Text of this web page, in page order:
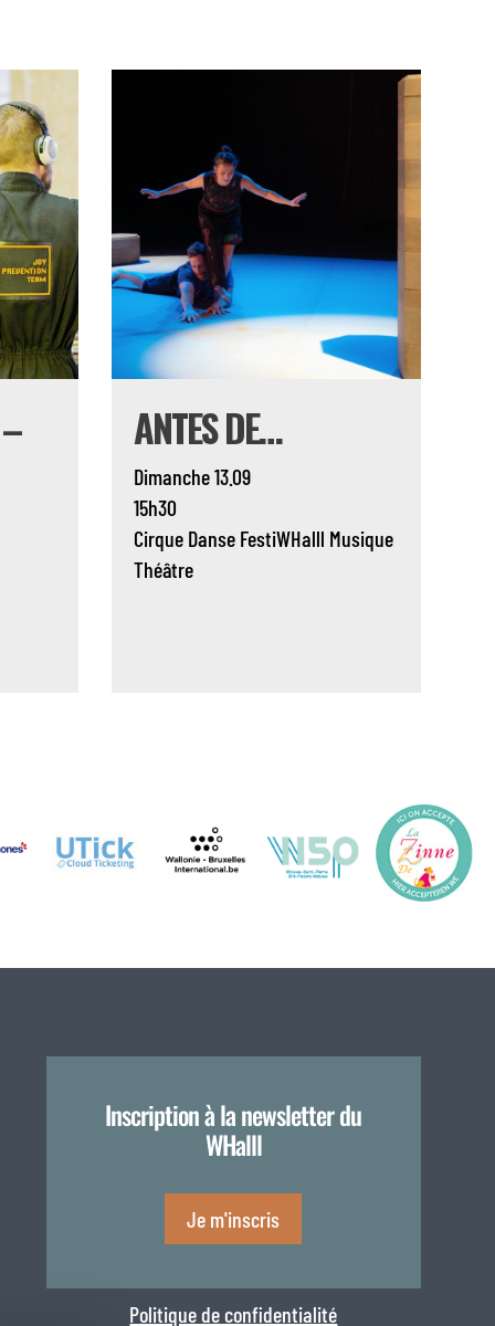
ANTES DE…
Dimanche 13.09
15h30
Cirque Danse FestiWHalll Musique
Théâtre
Inscription à la newsletter du
WHalll
Je m'inscris
Politique de confidentialité